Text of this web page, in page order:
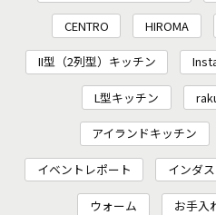
CENTRO HIROMA
II型（2列型）キッチン
L型キッチン
アイランドキッチン
イベントレポート インダ
ウォーム お手入